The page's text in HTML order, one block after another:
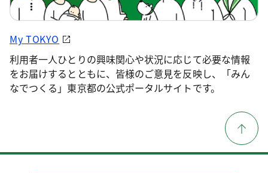
My TOKYO
利用者一人ひとりの興味関心や状況に応じて必要な情報
をお届けするとともに、皆様のご意見を反映し、「みん
なでつくる」東京都の公式ポータルサイトです。